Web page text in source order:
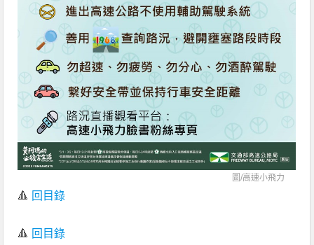
圖/高速小飛力
🔺 回目錄
🔺 回目錄